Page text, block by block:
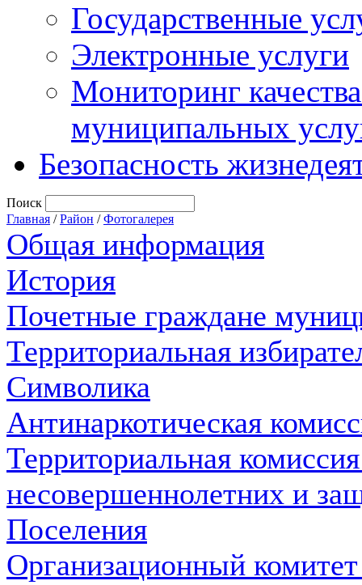
Государственные
Электронные услуги
Мониторинг
муниципальных
Безопасность
Поиск
Главная /Район /Фотогалерея
Общая информация
История
Почетные граждане
Территориальная
Символика
Антинаркотическая
Территориальная
несовершеннолетних и
Поселения
Организационный